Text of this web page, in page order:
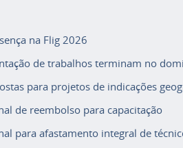
na Flig 2026
de trabalhos terminam no
para projetos de indicações
de reembolso para capacitação
para afastamento integral de